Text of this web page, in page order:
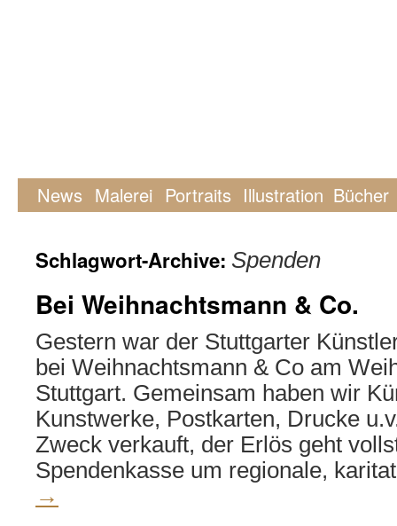
News Malerei Portraits Illustration Bücher
Schlagwort-Archive: Spenden
Bei Weihnachtsmann & Co.
Gestern war der Stuttgarter
bei Weihnachtsmann & Co am
Stuttgart. Gemeinsam haben wir
Kunstwerke, Postkarten, Drucke
Zweck verkauft, der Erlös geht
Spendenkasse um regionale,
→